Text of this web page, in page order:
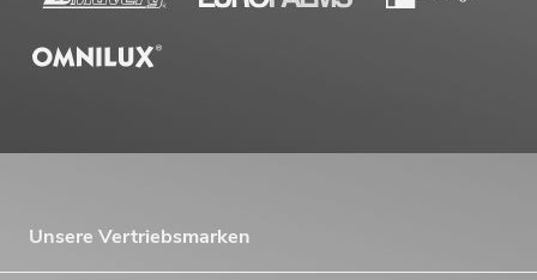
Unsere Vertriebsmarken